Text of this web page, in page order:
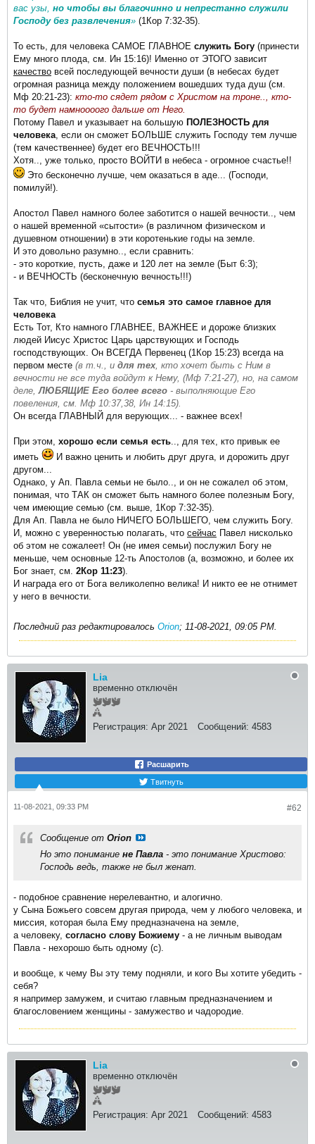
вас узы, но чтобы вы благочинно и непрестанно служили
Господу без развлечения» (1Кор 7:32-35).
То есть, для человека САМОЕ ГЛАВНОЕ служить Богу (принести
Ему много плода, см. Ин 15:16)! Именно от ЭТОГО зависит
качество всей последующей вечности души (в небесах будет
огромная разница между положением вошедших туда душ (см.
Мф 20:21-23): кто-то сядет рядом с Христом на троне.., кто-
то будет намноооого дальше от Него.
Потому Павел и указывает на большую ПОЛЕЗНОСТЬ для
человека, если он сможет БОЛЬШЕ служить Господу тем лучше
(тем качественнее) будет его ВЕЧНОСТЬ!!!
Хотя.., уже только, просто ВОЙТИ в небеса - огромное счастье!!
Это бесконечно лучше, чем оказаться в аде... (Господи,
помилуй!).
Апостол Павел намного более заботится о нашей вечности.., чем
о нашей временной «сытости» (в различном физическом и
душевном отношении) в эти коротенькие годы на земле.
И это довольно разумно.., если сравнить:
- это короткие, пусть, даже и 120 лет на земле (Быт 6:3);
- и ВЕЧНОСТЬ (бесконечную вечность!!!)
Так что, Библия не учит, что семья это самое главное для
человека
Есть Тот, Кто намного ГЛАВНЕЕ, ВАЖНЕЕ и дороже близких
людей Иисус Христос Царь царствующих и Господь
господствующих. Он ВСЕГДА Первенец (1Кор 15:23) всегда на
первом месте (в т.ч., и для тех, кто хочет быть с Ним в
вечности не все туда войдут к Нему, (Мф 7:21-27), но, на самом
деле,ЛЮБЯЩИЕ Его более всего - выполняющие Его
повеления, см. Мф 10:37,38, Ин 14:15).
Он всегда ГЛАВНЫЙ для верующих... - важнее всех!
При этом, хорошо если семья есть.., для тех, кто привык ее
иметь
И важно ценить и любить друг друга, и дорожить друг
другом...
Однако, у Ап. Павла семьи не было.., и он не сожалел об этом,
понимая, что ТАК он сможет быть намного более полезным Богу,
чем имеющие семью (см. выше, 1Кор 7:32-35).
Для Ап. Павла не было НИЧЕГО БОЛЬШЕГО, чем служить Богу.
И, можно с уверенностью полагать, что сейчас Павел нисколько
об этом не сожалеет! Он (не имея семьи) послужил Богу не
меньше, чем основные 12-ть Апостолов (а, возможно, и более их
Бог знает, см. 2Кор 11:23).
И награда его от Бога великолепно велика! И никто ее не отнимет
у него в вечности.
Последний раз редактировалось Orion; 11-08-2021, 09:05 PM.
Lia
временно отключён
Регистрация: Apr 2021 Сообщений: 4583
Расшарить
Твитнуть
#62
11-08-2021, 09:33 PM
Сообщение от Orion
Но это понимание не Павла - это понимание Христово:
Господь ведь, также не был женат.
- подобное сравнение нерелевантно, и алогично.
у Сына Божьего совсем другая природа, чем у любого человека, и
миссия, которая была Ему предназначена на земле,
а человеку, согласно слову Божиему - а не личным выводам
Павла - нехорошо быть одному (с).
и вообще, к чему Вы эту тему подняли, и кого Вы хотите убедить -
себя?
я например замужем, и считаю главным предназначением и
благословением женщины - замужество и чадородие.
Lia
временно отключён
Регистрация: Apr 2021 Сообщений: 4583